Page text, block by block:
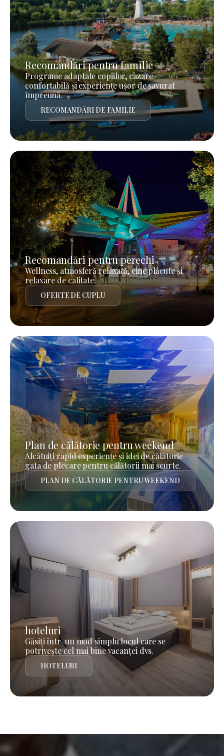
Recomandări pentru familie
Programe adaptate copiilor, cazare
confortabilă și experiențe ușor de savurat
împreună.
RECOMANDĂRI DE FAMILIE
Recomandări pentru perechi
Wellness, atmosferă relaxată, cine plăcute și
relaxare de calitate.
OFERTE DE CUPLU
Plan de călătorie pentru weekend
Alcătuiți rapid experiențe și idei de călătorie
gata de plecare pentru călătorii mai scurte.
PLAN DE CĂLĂTORIE PENTRU WEEKEND
hoteluri
Găsiți într-un mod simplu locul care se
potrivește cel mai bine vacanței dvs.
HOTELURI